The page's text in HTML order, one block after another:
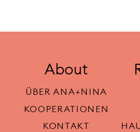
About
ÜBER ANA+NINA
KOOPERATIONEN
KONTAKT